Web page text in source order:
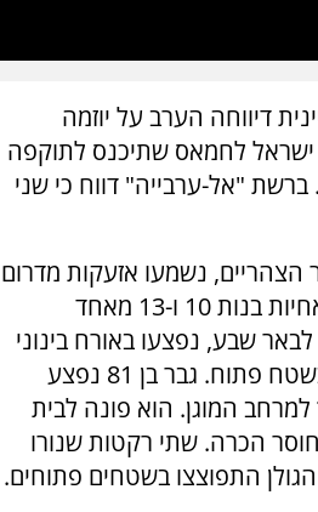
דיווחה הערב על יוזמה
לחמאס שתיכנס לתוקפה
9:00 בבוקר. ברשת "אל-ערבייה" דווח כי שני
הצהריים, נשמעו אזעקות מדרום
הארץ ועד צפונה. שתי אחיות בנות 10 ו-13 מאחד
שבע, נפצעו באורח בינוני
וקשה מרקטה שנפלה בשטח פתוח. גבר בן 81 נפצע
המוגן. הוא פונה לבית
הכרה. שתי רקטות שנורו
התפוצצו בשטחים פתוחים.